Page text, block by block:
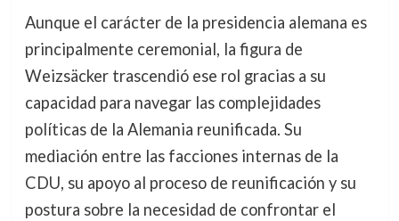
Aunque el carácter de la presidencia alemana es
principalmente ceremonial, la figura de
Weizsäcker trascendió ese rol gracias a su
capacidad para navegar las complejidades
políticas de la Alemania reunificada. Su
mediación entre las facciones internas de la
CDU, su apoyo al proceso de reunificación y su
postura sobre la necesidad de confrontar el